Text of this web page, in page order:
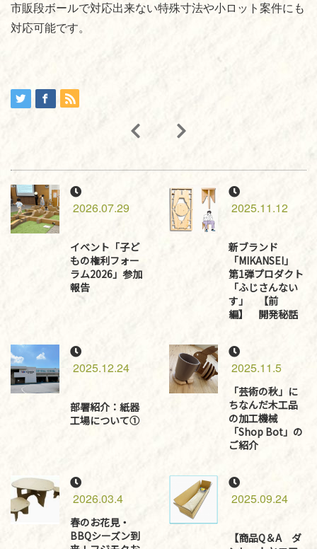
市販段ボールで対応出来ない特殊寸法や小ロット案件にも
対応可能です。
2026.07.29
イベント「子ど
もの権利フォー
ラム2026」参加
報告
2025.11.12
新ブランド
「MIKANSEI」
第1弾プロダクト
「ふじさんない
す」 【前
編】 開発秘話
2025.12.24
部署紹介：紙器
工場について①
2025.11.5
「芸術の秋」に
ちなんだ木工品
の加工機械
「Shop Bot」の
ご紹介
2026.03.4
春のお花見・
BBQシーズン到
2025.09.24
【商品Q＆A ダ